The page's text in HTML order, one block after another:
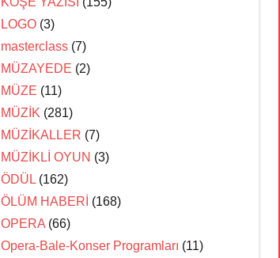
LOGO (3)
masterclass (7)
MÜZAYEDE (2)
MÜZE (11)
MÜZİK (281)
MÜZİKALLER (7)
MÜZİKLİ OYUN (3)
ÖDÜL (162)
ÖLÜM HABERİ (168)
OPERA (66)
Opera-Bale-Konser Programları (11)